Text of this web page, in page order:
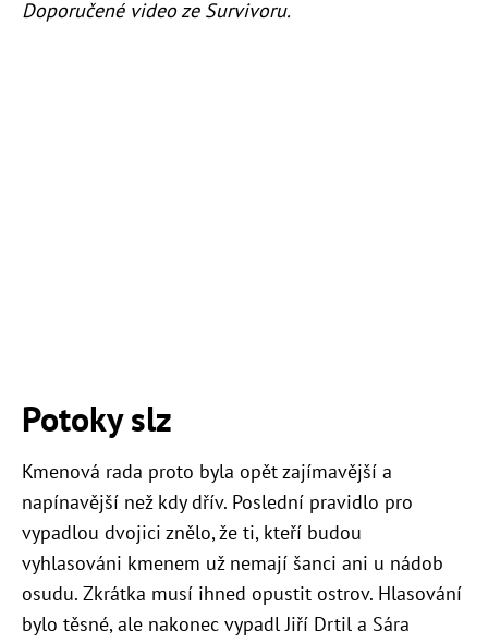
Doporučené video ze Survivoru.
Potoky slz
Kmenová rada proto byla opět zajímavější a
napínavější než kdy dřív. Poslední pravidlo pro
vypadlou dvojici znělo, že ti, kteří budou
vyhlasováni kmenem už nemají šanci ani u nádob
osudu. Zkrátka musí ihned opustit ostrov. Hlasování
bylo těsné, ale nakonec vypadl Jiří Drtil a Sára